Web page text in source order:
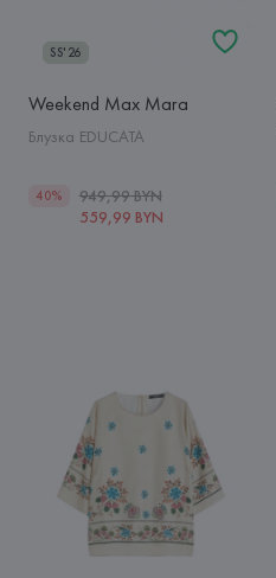
SS'26
Weekend Max Mara
Блузка EDUCATA
40%
949,99 BYN
559,99 BYN